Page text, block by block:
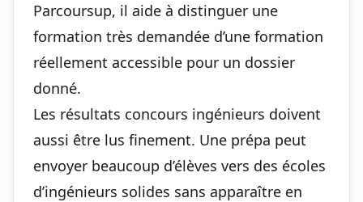
Parcoursup, il aide à distinguer une
formation très demandée d’une formation
réellement accessible pour un dossier
donné.
Les résultats concours ingénieurs doivent
aussi être lus finement. Une prépa peut
envoyer beaucoup d’élèves vers des écoles
d’ingénieurs solides sans apparaître en